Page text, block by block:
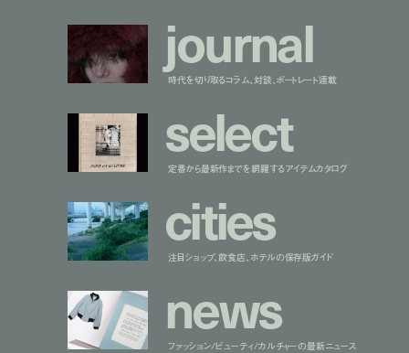
journal
時代を切り取るコラム、対談、ポートレート連載
select
定番から最新作までを網羅するアイテムカタログ
cities
注目ショップ、飲食店、ホテルの保存版ガイド
news
ファッション/ビューティ/カルチャーの最新ニュース